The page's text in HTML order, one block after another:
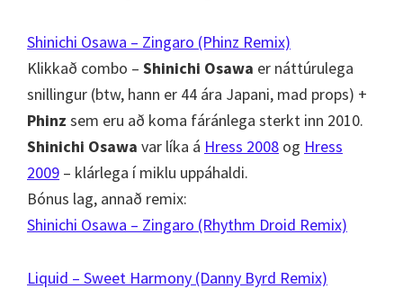
Shinichi Osawa – Zingaro (Phinz Remix)
Klikkað combo – Shinichi Osawa er náttúrulega
snillingur (btw, hann er 44 ára Japani, mad props) +
Phinz sem eru að koma fáránlega sterkt inn 2010.
Shinichi Osawa var líka á Hress 2008 og Hress
2009 – klárlega í miklu uppáhaldi.
Bónus lag, annað remix:
Shinichi Osawa – Zingaro (Rhythm Droid Remix)
Liquid – Sweet Harmony (Danny Byrd Remix)